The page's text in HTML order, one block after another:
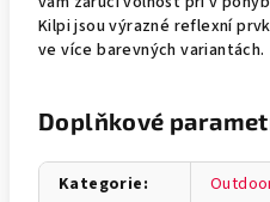
Kilpi jsou výrazné reflexní
ve více barevných variantách.
Doplňkové
Kategorie: